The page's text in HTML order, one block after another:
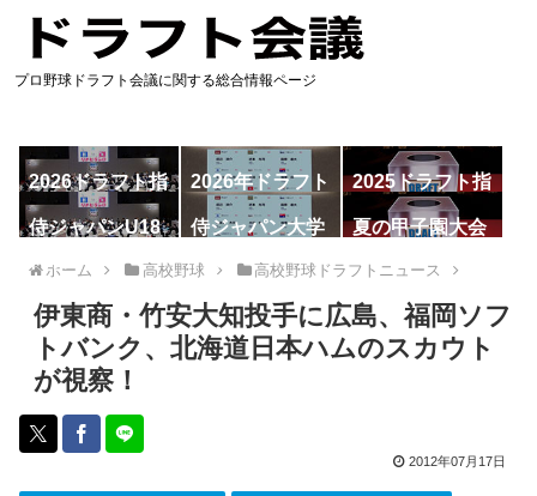
プロ野球ドラフト会議に関する総合情報ページ
2026ドラフト指
名予想
2026年ドラフト
候補
2025ドラフト指
名一覧
侍ジャパンU18
代表
侍ジャパン大学
代表
夏の甲子園大会
ホーム 高校野球 高校野球ドラフトニュース
伊東商・竹安大知投手に広島、福岡ソフ
トバンク、北海道日本ハムのスカウト
が視察！
2012年07月17日